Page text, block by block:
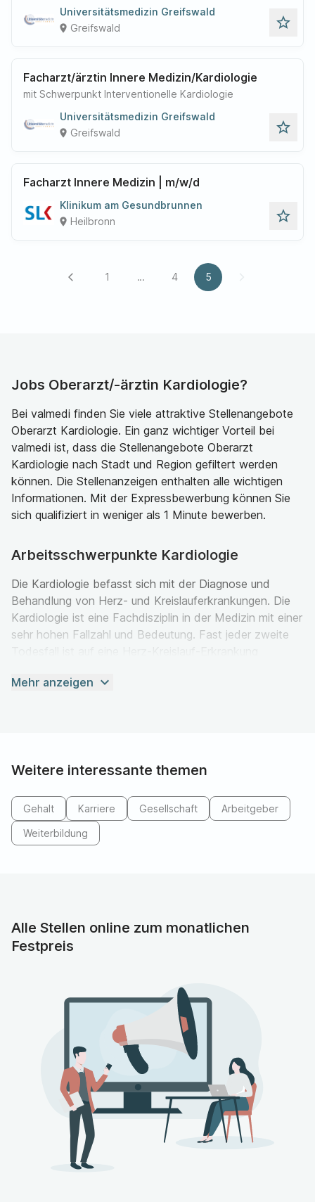
Universitätsmedizin Greifswald
place Greifswald star_outline
Facharzt/ärztin Innere Medizin/Kardiologie
mit Schwerpunkt Interventionelle Kardiologie
Universitätsmedizin Greifswald
place Greifswald star_outline
Facharzt Innere Medizin | m/w/d
Klinikum am Gesundbrunnen
place Heilbronn star_outline
arrow_back_ios 1 ... 4 5
Jobs Oberarzt/-ärztin Kardiologie?
Bei valmedi finden Sie viele attraktive Stellenangebote
Oberarzt Kardiologie. Ein ganz wichtiger Vorteil bei
valmedi ist, dass die Stellenangebote Oberarzt
Kardiologie nach Stadt und Region gefiltert werden
können. Die Stellenanzeigen enthalten alle wichtigen
Informationen. Mit der Expressbewerbung können Sie
sich qualifiziert in weniger als 1 Minute bewerben.
Arbeitsschwerpunkte Kardiologie
Die Kardiologie befasst sich mit der Diagnose und
Behandlung von Herz- und Kreislauferkrankungen. Die
Kardiologie ist eine Fachdisziplin in der Medizin mit einer
sehr hohen Fallzahl und Bedeutung. Fast jeder zweite
Inneren Medizin. Bei der Diagnose und Behandlung von
Überblick über die wichtigsten Krankheitsbilder der
Herzinfarkt
Schlaganfall
Herzschwäche (Herzinsuffizienz)
Herzklappenfehler
Herzrhythmusstörungen
Koronare Herzkrankheit(KHK)
Zu niedriger Blutdruck (Hypotonie)
In der Diagnose und Behandlung von Herz-Kreislauf-
Erkrankungen werden spezielle Verfahren eingesetzt. Zu
den bekanntesten Untersuchungs- und
Behandlungsmethoden gehören das EKG
(Elektrokardiogramm), die Echokardiographie, das MRT,
Katheteruntersuchungen und therapeutische
Koronarinverventionen. Die Kardiologie ist sowohl in der
stationären wie auch ambulanten Medizin von großer
Mehr anzeigen expand_more
Weitere interessante themen
Gehalt Karriere Gesellschaft Arbeitgeber
Weiterbildung
Alle Stellen online zum monatlichen
Festpreis